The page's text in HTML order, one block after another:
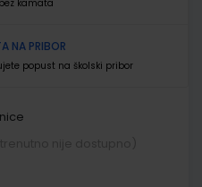
kamata
NA PRIBOR
popust na školski pribor